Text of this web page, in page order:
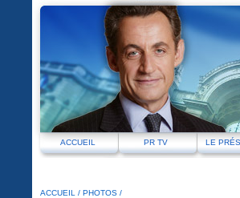
ACCUEIL PR TV LE
ACCUEIL / PHOTOS /